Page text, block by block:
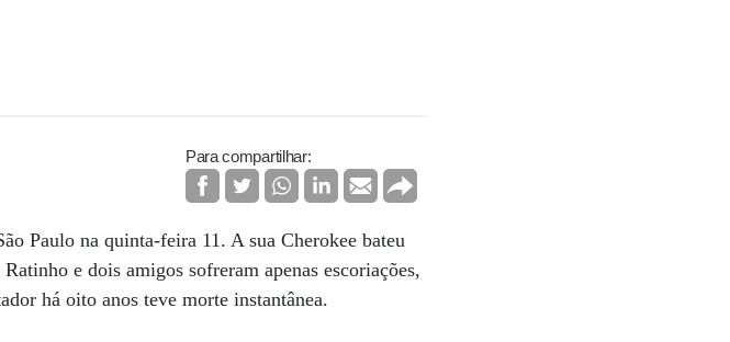
Para compartilhar:
Paulo na quinta-feira 11. A sua Cherokee bateu
e dois amigos sofreram apenas escoriações,
há oito anos teve morte instantânea.